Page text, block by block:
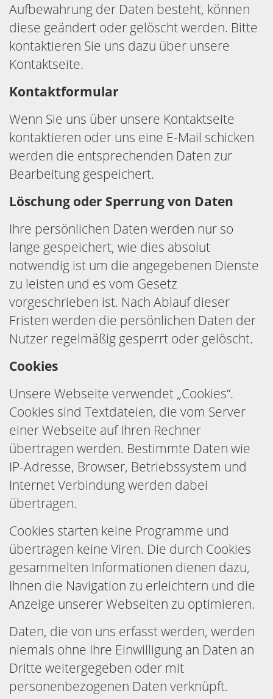
Aufbewahrung der Daten besteht, können
diese geändert oder gelöscht werden. Bitte
kontaktieren Sie uns dazu über unsere
Kontaktseite.
Kontaktformular
Wenn Sie uns über unsere Kontaktseite
kontaktieren oder uns eine E-Mail schicken
werden die entsprechenden Daten zur
Bearbeitung gespeichert.
Löschung oder Sperrung von Daten
Ihre persönlichen Daten werden nur so
lange gespeichert, wie dies absolut
notwendig ist um die angegebenen Dienste
zu leisten und es vom Gesetz
vorgeschrieben ist. Nach Ablauf dieser
Fristen werden die persönlichen Daten der
Nutzer regelmäßig gesperrt oder gelöscht.
Cookies
Unsere Webseite verwendet „Cookies“.
Cookies sind Textdateien, die vom Server
einer Webseite auf Ihren Rechner
übertragen werden. Bestimmte Daten wie
IP-Adresse, Browser, Betriebssystem und
Internet Verbindung werden dabei
übertragen.
Cookies starten keine Programme und
übertragen keine Viren. Die durch Cookies
gesammelten Informationen dienen dazu,
Ihnen die Navigation zu erleichtern und die
Anzeige unserer Webseiten zu optimieren.
Daten, die von uns erfasst werden, werden
niemals ohne Ihre Einwilligung an Daten an
Dritte weitergegeben oder mit
personenbezogenen Daten verknüpft.